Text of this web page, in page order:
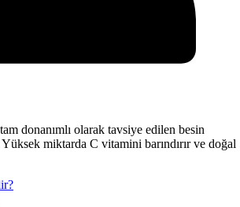
donanımlı olarak tavsiye edilen besin
Yüksek miktarda C vitamini barındırır ve doğal